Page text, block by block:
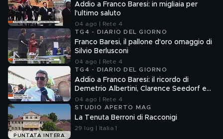
Addio a Franco Baresi: in migliaia per
l'ultimo saluto
04 ago | Rete 4
TG4 - DIARIO DEL GIORNO
Franco Baresi, il pallone d'oro omaggio di
Silvio Berlusconi
04 ago | Rete 4
TG4 - DIARIO DEL GIORNO
Addio a Franco Baresi: il ricordo di
Demetrio Albertini, Clarence Seedorf e
Giovanni Galli
04 ago | Rete 4
PUNTATA INTERA
STUDIO APERTO MAG
La Tenuta Berroni di Racconigi
29 lug | Italia 1